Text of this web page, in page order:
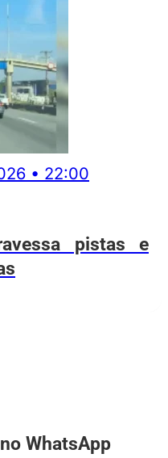
• 22:00
pistas e
WhatsApp